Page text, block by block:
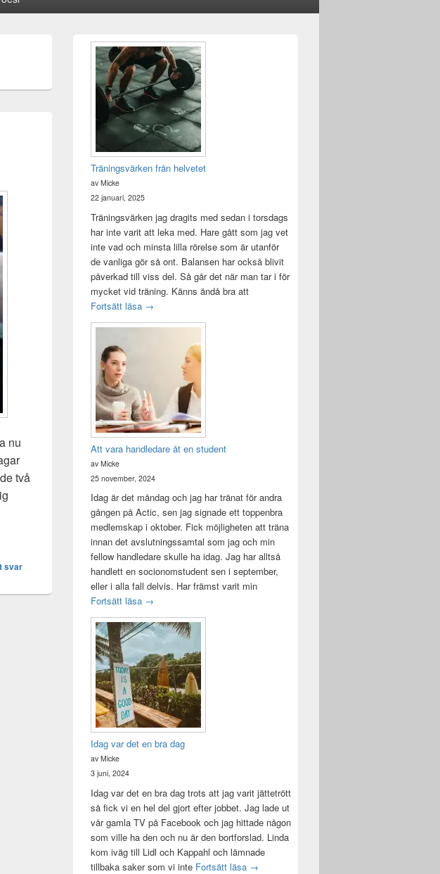
nu
två
svar
Primära
sidofältet
Widget
område
Träningsvärken från helvetet
av Micke
22 januari, 2025
Träningsvärken jag dragits med sedan i torsdags
har inte varit att leka med. Hare gått som jag vet
inte vad och minsta lilla rörelse som är utanför
de vanliga gör så ont. Balansen har också blivit
påverkad till viss del. Så går det när man tar i för
mycket vid träning. Känns ändå bra att
Fortsätt läsa Träningsvärken från helvetet
→
Att vara handledare åt en student
av Micke
25 november, 2024
Idag är det måndag och jag har tränat för andra
gången på Actic, sen jag signade ett toppenbra
medlemskap i oktober. Fick möjligheten att träna
innan det avslutningssamtal som jag och min
fellow handledare skulle ha idag. Jag har alltså
handlett en socionomstudent sen i september,
eller i alla fall delvis. Har främst varit min
Fortsätt läsa Att vara handledare åt en student
→
Idag var det en bra dag
av Micke
3 juni, 2024
Idag var det en bra dag trots att jag varit jättetrött
så fick vi en hel del gjort efter jobbet. Jag lade ut
vår gamla TV på Facebook och jag hittade någon
som ville ha den och nu är den bortforslad. Linda
kom iväg till Lidl och Kappahl och lämnade
tillbaka saker som vi inte Fortsätt läsa Idag var det en bra dag
→